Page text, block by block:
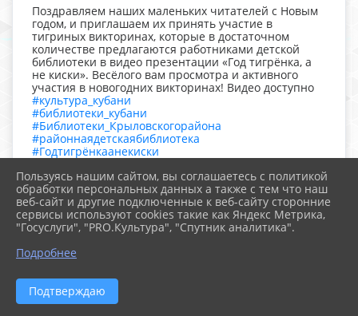
Поздравляем наших маленьких читателей с Новым
годом, и приглашаем их принять участие в
тигриных викторинах, которые в достаточном
количестве предлагаются работниками детской
библиотеки в видео презентации «Год тигрёнка, а
не киски». Весёлого вам просмотра и активного
участия в новогодних викторинах! Видео доступно
#культура_кубани
#библиотеки_кубани
#Библиотеки_Крыловскогорайона
#районнаядетскаябиблиотека
#Годтигрёнкаанекиски
#НовыйГод
#ГодТигра
Пользуясь нашим сайтом, вы соглашаетесь с политикой
обработки персональных данных а также с тем что наш
веб-сайт и другие подключенные к веб-сайту сторонние
сервисы используют cookies такие как Яндекс Метрика,
"Госуслуги", "PRO.Культура", "Спутник аналитика".
Подробнее
Подтверждаю